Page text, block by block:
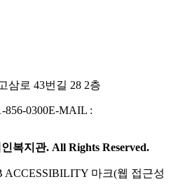
삼로 43번길 28 2층
856-0300E-MAIL :
복지관. All Rights Reserved.